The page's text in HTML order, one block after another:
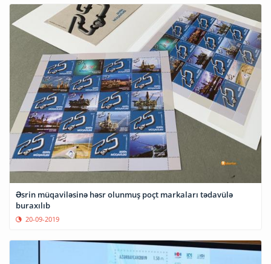
Əsrin müqaviləsinə həsr olunmuş poçt markaları tədavülə
buraxılıb
20-09-2019